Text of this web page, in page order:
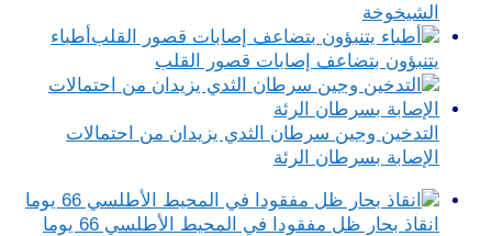
الشيخوخة
أطباء
يتنبؤون بتضاعف إصابات قصور القلب
التدخين وجين سرطان الثدي يزيدان من احتمالات
الإصابة بسرطان الرئة
انقاذ بحار ظل مفقودا في المحيط الأطلسي 66 يوما